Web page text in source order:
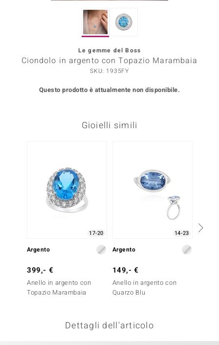
SELECTION
Collection
Le gemme del Boss
Ciondolo in argento con Topazio Marambaia
SKU: 1935FY
Questo prodotto è attualmente non disponibile.
Gioielli simili
17-20
Argento
399,- €
Anello in argento con
Topazio Marambaia
14-23
Argento
149,- €
Anello in argento con
Quarzo Blu
Dettagli dell'articolo